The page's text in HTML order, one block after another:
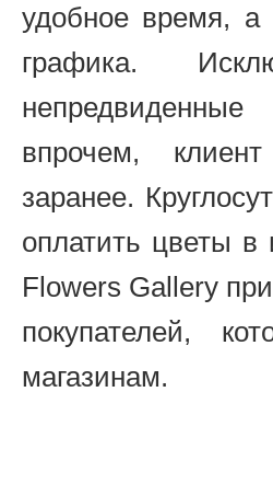
удобное время, а
графика.
впрочем,
заранее.
оплатить цветы в
Flowers Gallery
покупателей,
магазинам.